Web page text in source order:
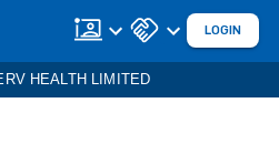
LOGIN
HEALTH LIMITED